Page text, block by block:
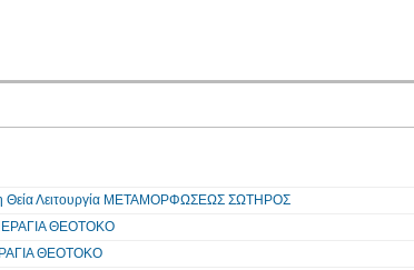
Θεία Λειτουργία ΜΕΤΑΜΟΡΦΩΣΕΩΣ ΣΩΤΗΡΟΣ
ΘΕΟΤΟΚΟ
ΘΕΟΤΟΚΟ